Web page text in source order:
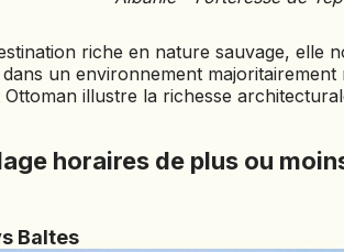
PHILIPPINES
RÉUNION
RWANDA
riche en nature sauvage, elle
un environnement
Ottoman illustre la richesse
horaires de plus ou
Baltes